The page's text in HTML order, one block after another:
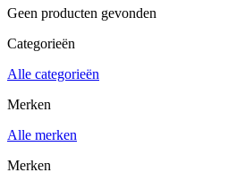
Geen producten gevonden
Categorieën
Alle categorieën
Merken
Alle merken
Merken